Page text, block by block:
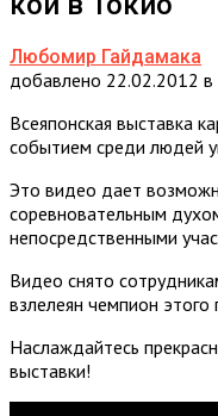
Любомир Гайдамака
добавлено 22.02.2012 в
Всеяпонская выставка
событием среди людей
Это видео дает
соревновательным
непосредственными
Видео снято
взлелеян чемпион
Наслаждайтесь
выставки!